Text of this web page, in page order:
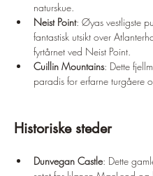
naturskue.
Neist Point: Øyas vestligste
fantastisk utsikt over
fyrtårnet ved Neist Point.
Cuillin Mountains: Dette
paradis for erfarne turgåere
Historiske steder
Dunvegan Castle: Dette